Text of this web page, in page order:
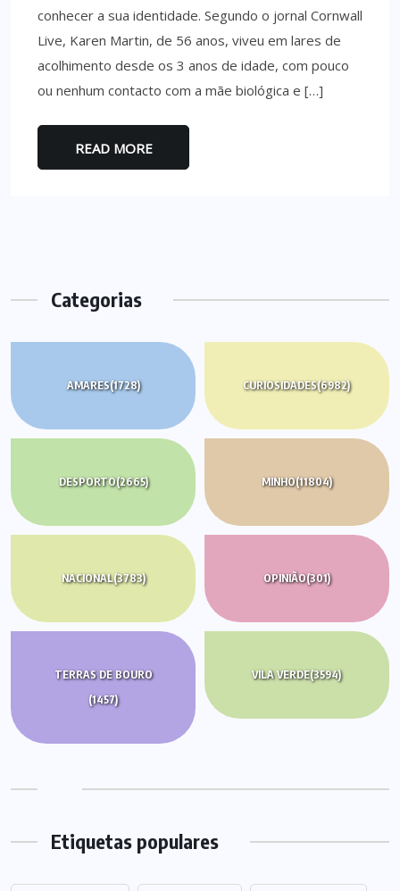
conhecer a sua identidade. Segundo o jornal Cornwall
Live, Karen Martin, de 56 anos, viveu em lares de
acolhimento desde os 3 anos de idade, com pouco
ou nenhum contacto com a mãe biológica e […]
READ MORE
Categorias
AMARES(1728) CURIOSIDADES(6982)
DESPORTO(2665) MINHO(11804)
NACIONAL(3783) OPINIÃO(301)
TERRAS DE BOURO
(1457)
VILA VERDE(3594)
Etiquetas populares